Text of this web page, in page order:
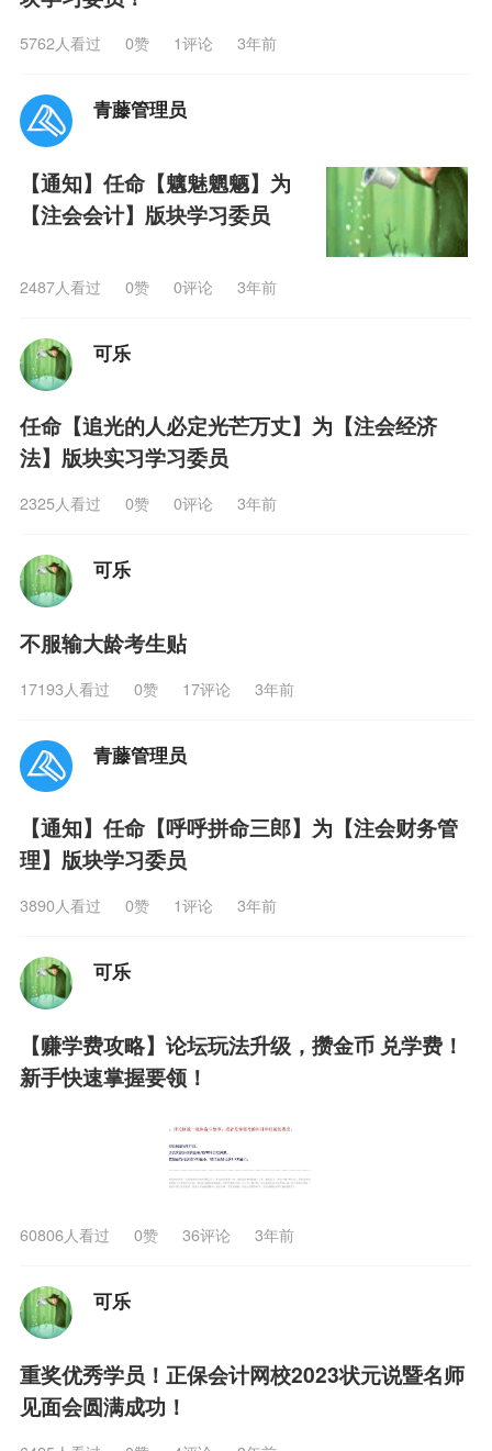
5762人看过 0赞 1评论 3年前
青藤管理员
【通知】任命【魑魅魍魉】为
【注会会计】版块学习委员
2487人看过 0赞 0评论 3年前
可乐
任命【追光的人必定光芒万丈】为【注会经济
法】版块实习学习委员
2325人看过 0赞 0评论 3年前
可乐
不服输大龄考生贴
17193人看过 0赞 17评论 3年前
青藤管理员
【通知】任命【呼呼拼命三郎】为【注会财务管
理】版块学习委员
3890人看过 0赞 1评论 3年前
可乐
【赚学费攻略】论坛玩法升级，攒金币 兑学费！
新手快速掌握要领！
60806人看过 0赞 36评论 3年前
可乐
重奖优秀学员！正保会计网校2023状元说暨名师
见面会圆满成功！